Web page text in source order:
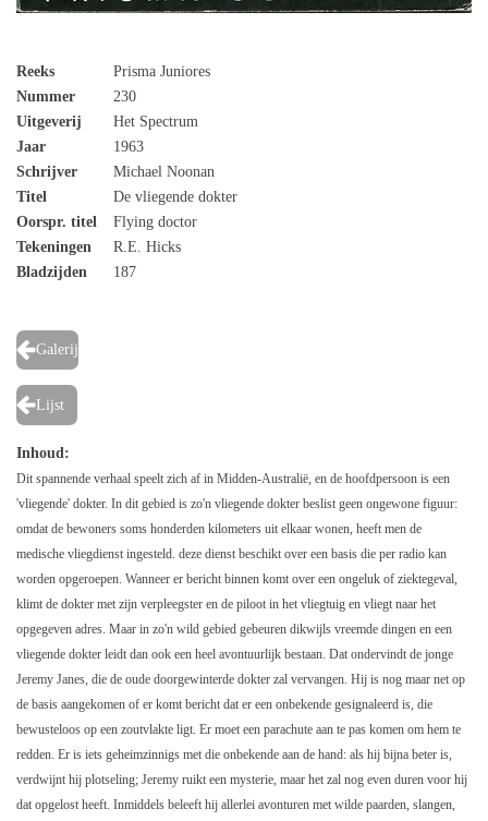
Reeks
Prisma Juniores
Nummer
230
Uitgeverij
Het Spectrum
Jaar
1963
Schrijver
Michael Noonan
Titel
De vliegende dokter
Oorspr. titel
Flying doctor
Tekeningen
R.E. Hicks
Bladzijden
187
Galerij
Lijst
Inhoud:
Dit spannende verhaal speelt zich af in Midden-Australië, en de hoofdpersoon is een
'vliegende' dokter. In dit gebied is zo'n vliegende dokter beslist geen ongewone figuur:
omdat de bewoners soms honderden kilometers uit elkaar wonen, heeft men de
medische vliegdienst ingesteld. deze dienst beschikt over een basis die per radio kan
worden opgeroepen. Wanneer er bericht binnen komt over een ongeluk of ziektegeval,
klimt de dokter met zijn verpleegster en de piloot in het vliegtuig en vliegt naar het
opgegeven adres. Maar in zo'n wild gebied gebeuren dikwijls vreemde dingen en een
vliegende dokter leidt dan ook een heel avontuurlijk bestaan. Dat ondervindt de jonge
Jeremy Janes, die de oude doorgewinterde dokter zal vervangen. Hij is nog maar net op
de basis aangekomen of er komt bericht dat er een onbekende gesignaleerd is, die
bewusteloos op een zoutvlakte ligt. Er moet een parachute aan te pas komen om hem te
redden. Er is iets geheimzinnigs met die onbekende aan de hand: als hij bijna beter is,
verdwijnt hij plotseling; Jeremy ruikt een mysterie, maar het zal nog even duren voor hij
dat opgelost heeft. Inmiddels beleeft hij allerlei avonturen met wilde paarden, slangen,